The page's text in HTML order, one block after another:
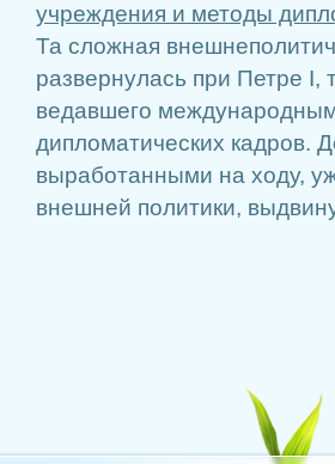
учреждения и методы
Та сложная
развернулась при Петре I,
ведавшего
дипломатических
выработанными на ходу,
внешней политики,